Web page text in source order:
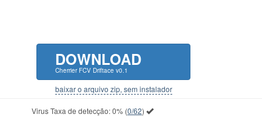
DOWNLOAD
Cherrier FCV Driftace v0.1
baixar o arquivo zip, sem instalador
Virus Taxa de detecção:0%(0/62)